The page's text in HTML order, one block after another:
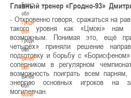
Брестская
обл
Гродненская
обл
Гродненская
обл
Витебская
обл
Витебская
обл
Могилевская
Главный тренер «Гродно-93»
- Откровенно говоря, сражаться на
такого уровня как «Цмокi» нам
возможным. Понимая это, ещё
четырёх» приняли решение
подготовку и борьбу с
соперником в регулярном
возможность поиграть всем
энергию основных игроков на
могилевчан.